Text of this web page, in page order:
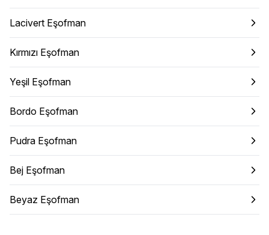
Lacivert Eşofman
Kırmızı Eşofman
Yeşil Eşofman
Bordo Eşofman
Pudra Eşofman
Bej Eşofman
Beyaz Eşofman